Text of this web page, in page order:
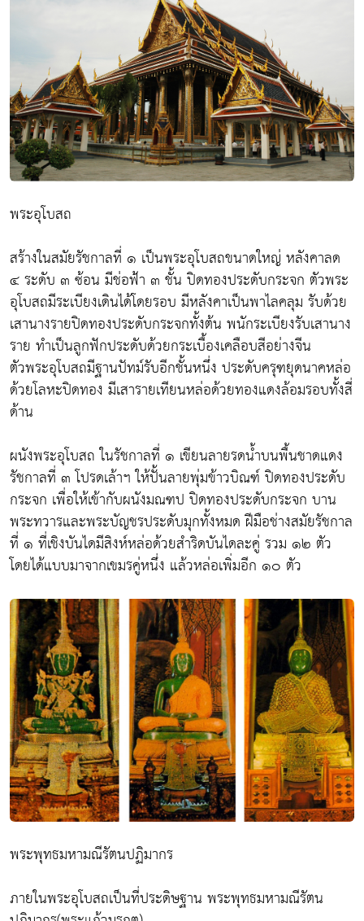
พระอุโบสถ
สร้างในสมัยรัชกาลที่ ๑ เป็นพระอุโบสถขนาดใหญ่ หลังคาลด
๔ ระดับ ๓ ซ้อน มีช่อฟ้า ๓ ชั้น ปิดทองประดับกระจก ตัวพระ
อุโบสถมีระเบียงเดินได้โดยรอบ มีหลังคาเป็นพาไลคลุม รับด้วย
เสานางรายปิดทองประดับกระจกทั้งต้น พนักระเบียงรับเสานาง
ราย ทำเป็นลูกฟักประดับด้วยกระเบื้องเคลือบสีอย่างจีน
ตัวพระอุโบสถมีฐานปัทม์รับอีกชั้นหนึ่ง ประดับครุฑยุดนาคหล่อ
ด้วยโลหะปิดทอง มีเสารายเทียนหล่อด้วยทองแดงล้อมรอบทั้งสี่
ด้าน
ผนังพระอุโบสถ ในรัชกาลที่ ๑ เขียนลายรดน้ำบนพื้นชาดแดง
รัชกาลที่ ๓ โปรดเล้าฯ ให้ปั้นลายพุ่มข้าวบิณฑ์ ปิดทองประดับ
กระจก เพื่อให้เข้ากับผนังมณฑป ปิดทองประดับกระจก บาน
พระทวารและพระบัญชรประดับมุกทั้งหมด ฝีมือช่างสมัยรัชกาล
ที่ ๑ ที่เชิงบันไดมีสิงห์หล่อด้วยสำริดบันไดละคู่ รวม ๑๒ ตัว
โดยได้แบบมาจากเขมรคู่หนึ่ง แล้วหล่อเพิ่มอีก ๑๐ ตัว
พระพุทธมหามณีรัตนปฏิมากร
ภายในพระอุโบสถเป็นที่ประดิษฐาน พระพุทธมหามณีรัตน